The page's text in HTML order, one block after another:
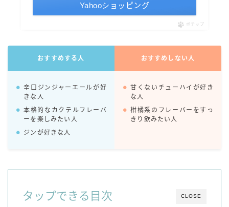
WATTA
ちゅらWATTA
合同酒精
Amazon
Yahooショッピング
ポチップ
おすすめする人 おすすめしない人
辛口ジンジャーエールが好
きな人
本格的なカクテルフレーバ
ーを楽しみたい人
ジンが好きな人
甘くないチューハイが好き
な人
柑橘系のフレーバーをすっ
きり飲みたい人
CLOSE
タップできる目次